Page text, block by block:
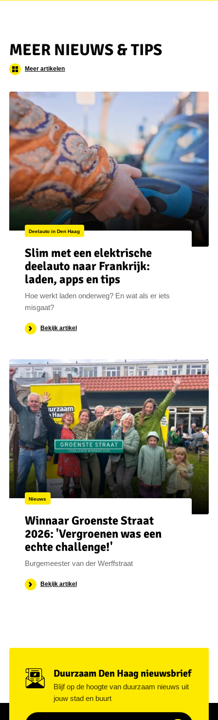
MEER NIEUWS & TIPS
Meer artikelen
Deelauto in Den Haag
Slim met een elektrische
deelauto naar Frankrijk:
laden, apps en tips
Hoe werkt laden onderweg? En wat als er iets
misgaat?
Bekijk artikel
Nieuws
Winnaar Groenste Straat
2026: 'Vergroenen was een
echte challenge!'
Burgemeester van der Werffstraat
Bekijk artikel
Duurzaam Den Haag nieuwsbrief
Blijf op de hoogte van duurzaam nieuws uit
jouw stad en buurt